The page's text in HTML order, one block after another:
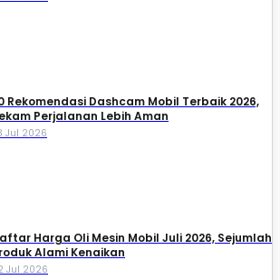
Rekomendasi Dashcam Mobil Terbaik 2026,
Perjalanan Lebih Aman
Jul 2026
Harga Oli Mesin Mobil Juli 2026, Sejumlah
Alami Kenaikan
Jul 2026